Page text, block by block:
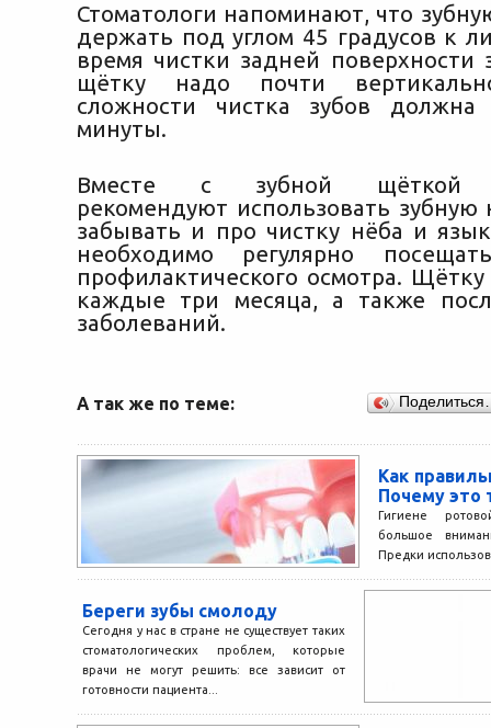
Стоматологи напоминают, что
держать под углом 45 градусов к
время чистки задней поверхности
щётку надо почти
сложности чистка зубов должна
минуты.
Вместе с зубной щёткой
рекомендуют использовать зубную
забывать и про чистку нёба и
необходимо регулярно
профилактического осмотра.
каждые три месяца, а также
заболеваний.
А так же по теме:
Как
Почему это
Гигиене
большое
Предки
загрязнений.
Береги зубы смолоду
Сегодня у нас в стране не существует таких
стоматологических проблем, которые
врачи не могут решить: все зависит от
готовности пациента...